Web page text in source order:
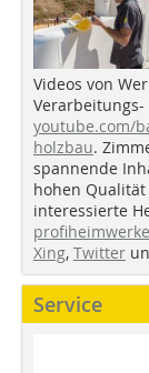
Videos von
youtube.com/
holzbau.
spannende
hohen
interessierte
Xing, Twitter
Service